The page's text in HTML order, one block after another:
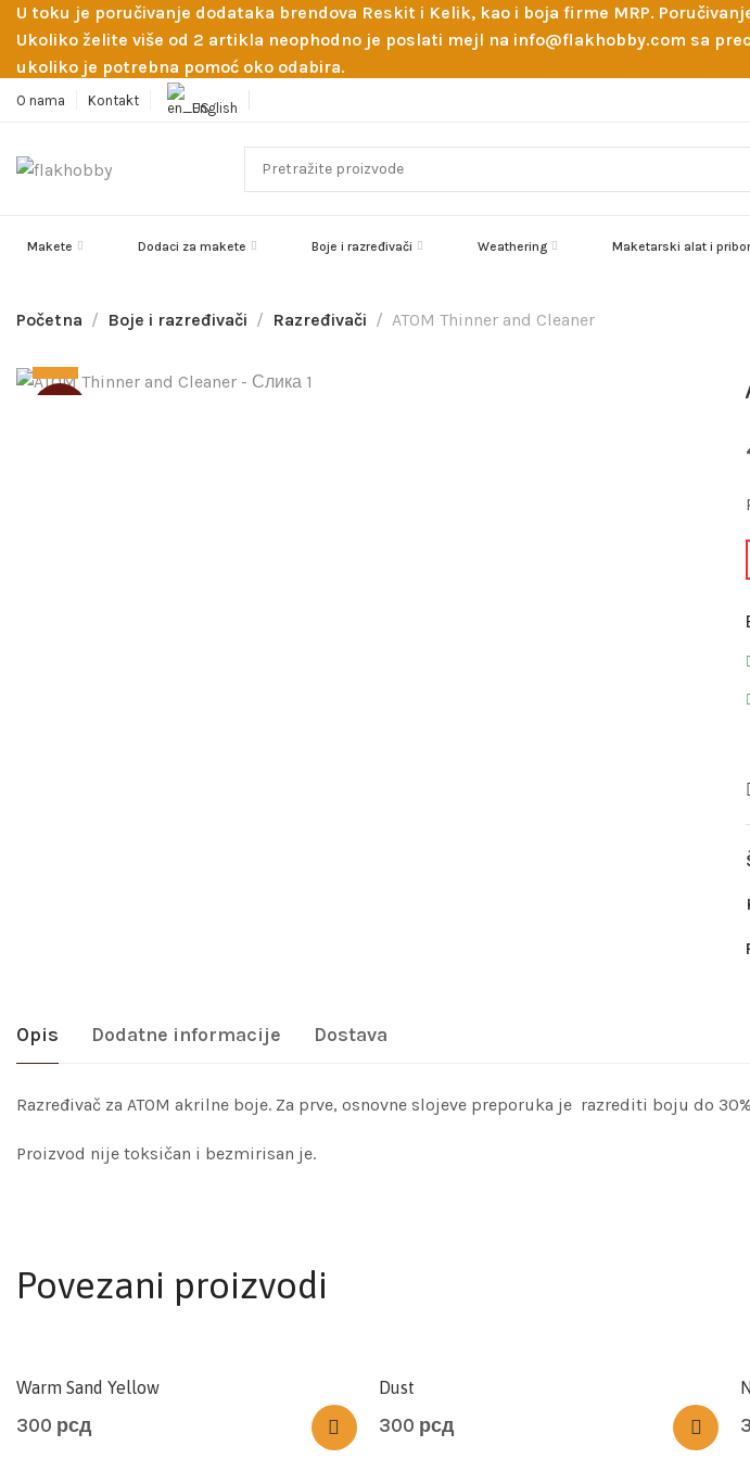
U toku je poručivanje dodataka brendova Reskit i Kelik, kao i boja firme MRP.
Ukoliko želite više od 2 artikla neophodno je poslati mejl na info@flakhobby.com sa
ukoliko je potrebna pomoć oko odabira.
O nama Kontakt English
Makete Dodaci za makete Boje i razređivači Weathering Maketarski alat i pribor
Početna Boje i razređivači Razređivači ATOM Thinner and Cleaner
Opis Dodatne informacije Dostava
Razređivač za ATOM akrilne boje. Za prve, osnovne slojeve preporuka je razrediti boju do
Proizvod nije toksičan i bezmirisan je.
Povezani proizvodi
Warm Sand Yellow
300 рсд
Dust
300 рсд